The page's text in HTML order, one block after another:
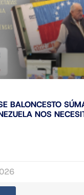
BALONCESTO
NOS